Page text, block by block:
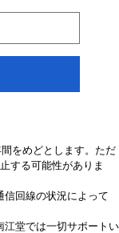
をめどとします。ただ
する可能性がありま
信回線の状況によって
江堂では一切サポートい